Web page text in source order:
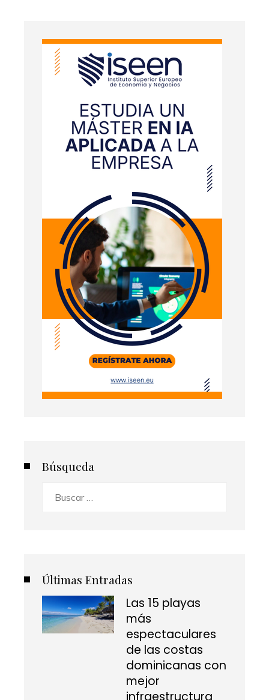
Búsqueda
Últimas Entradas
Las 15 playas
más
espectaculares
de las costas
dominicanas con
mejor